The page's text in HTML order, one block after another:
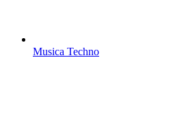
Musica Techno